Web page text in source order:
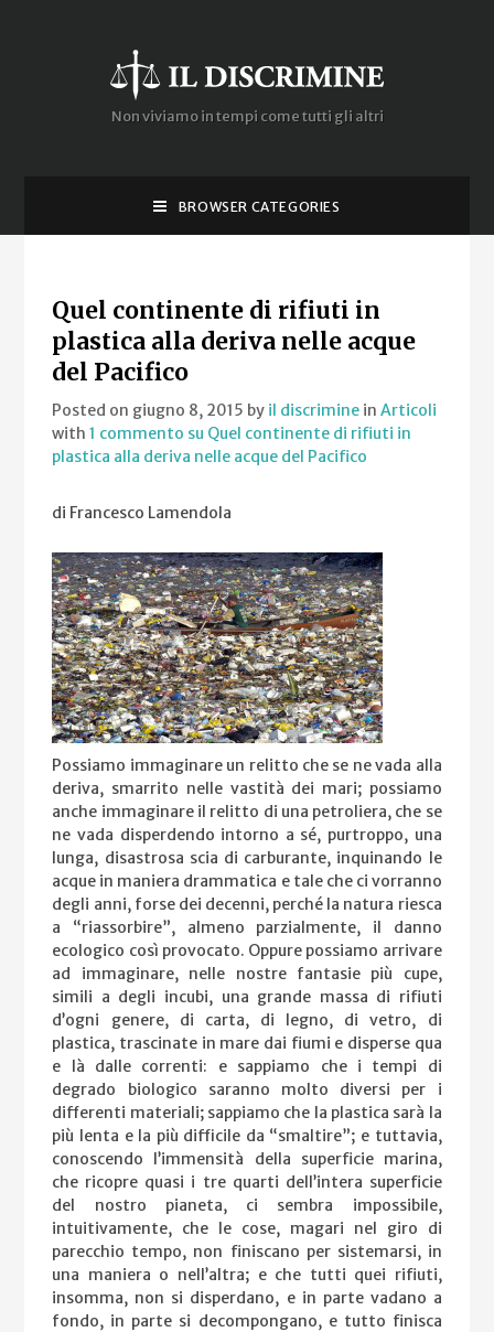
Non viviamo in tempi come tutti gli altri
BROWSER CATEGORIES
Quel continente di rifiuti in
plastica alla deriva nelle acque
del Pacifico
Posted on giugno 8, 2015 by il discrimine inArticoli
with1 commento su Quel continente di rifiuti in
plastica alla deriva nelle acque del Pacifico
di Francesco Lamendola
Possiamo immaginare un relitto che se ne vada alla
deriva, smarrito nelle vastità dei mari; possiamo
anche immaginare il relitto di una petroliera, che se
ne vada disperdendo intorno a sé, purtroppo, una
lunga, disastrosa scia di carburante, inquinando le
acque in maniera drammatica e tale che ci vorranno
degli anni, forse dei decenni, perché la natura riesca
a “riassorbire”, almeno parzialmente, il danno
ecologico così provocato. Oppure possiamo arrivare
ad immaginare, nelle nostre fantasie più cupe,
simili a degli incubi, una grande massa di rifiuti
d’ogni genere, di carta, di legno, di vetro, di
plastica, trascinate in mare dai fiumi e disperse qua
e là dalle correnti: e sappiamo che i tempi di
degrado biologico saranno molto diversi per i
differenti materiali; sappiamo che la plastica sarà la
più lenta e la più difficile da “smaltire”; e tuttavia,
conoscendo l’immensità della superficie marina,
che ricopre quasi i tre quarti dell’intera superficie
del nostro pianeta, ci sembra impossibile,
intuitivamente, che le cose, magari nel giro di
parecchio tempo, non finiscano per sistemarsi, in
una maniera o nell’altra; e che tutti quei rifiuti,
insomma, non si disperdano, e in parte vadano a
fondo, in parte si decompongano, e tutto finisca